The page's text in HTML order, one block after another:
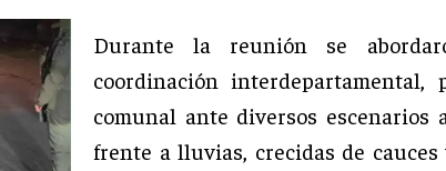
Durante la reunión se
coordinación interdepartamental,
comunal ante diversos escenarios
frente a lluvias, crecidas de